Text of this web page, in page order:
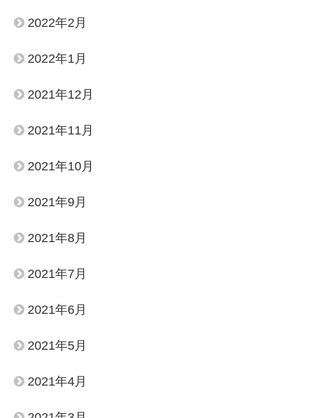
2022年2月
2022年1月
2021年12月
2021年11月
2021年10月
2021年9月
2021年8月
2021年7月
2021年6月
2021年5月
2021年4月